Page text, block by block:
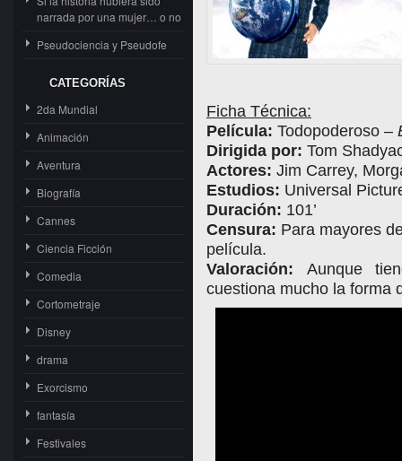
narrada por una mujer… o no
Pseudociencia y Pseudofe
CATEGORÍAS
2da Mundial
Animación
Aventura
Biografía
Cannes
Ciencia Ficción
Comedia
Cortometraje
Disney
drama
Exorcismo
fantasía
Festivales
Ficha Técnica:
Película: Todopoderoso –
Dirigida por: Tom
Actores: Jim Carrey,
Estudios: Universal
Duración: 101’
Censura: Para mayores
película.
Valoración: Aunque
cuestiona mucho la forma